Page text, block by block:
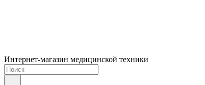
Интернет-магазин медицинской техники